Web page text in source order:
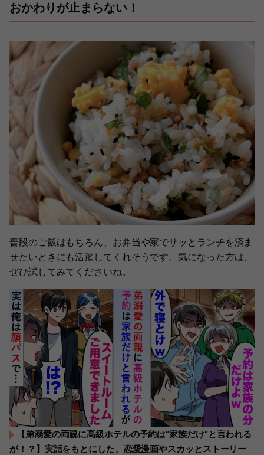
おかわりが止まらない！
普段のご飯はもちろん、お弁当や家でサッとランチを済ま
せたいときにも活躍してくれそうです。気になった方は、
ぜひ試してみてくださいね。
【弟溺愛の両親に高級ホテルの予約は“家族だけ”と言われる
が！？】実話をもとにした、恋愛漫画やスカッとストーリー